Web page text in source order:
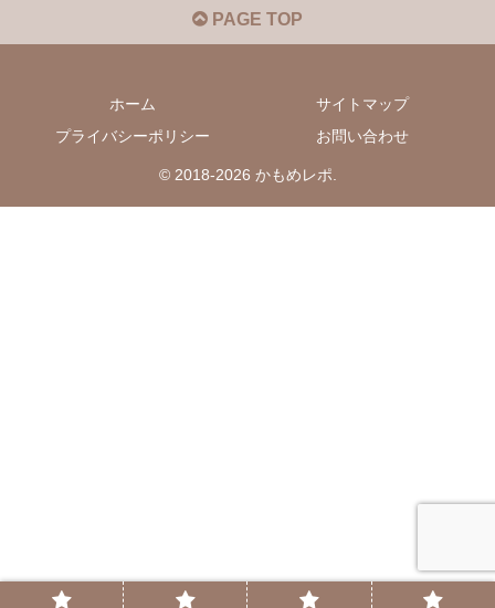
PAGE TOP
ホーム
サイトマップ
プライバシーポリシー
お問い合わせ
© 2018-2026 かもめレポ.